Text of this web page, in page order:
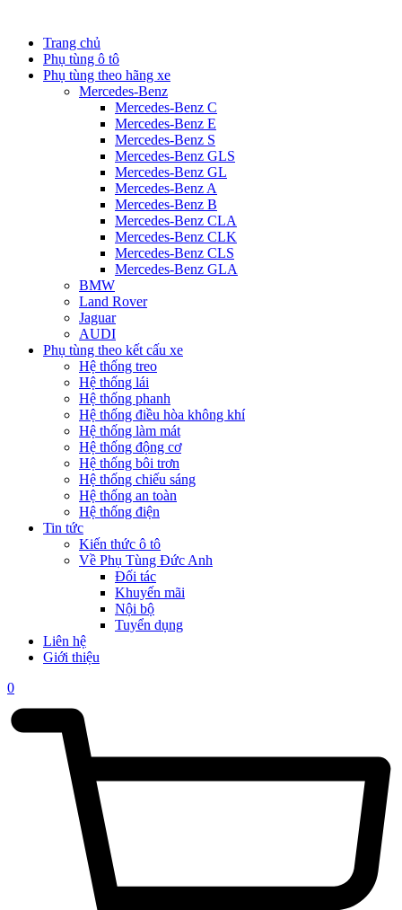
Trang chủ
Phụ tùng ô tô
Phụ tùng theo hãng xe
Mercedes-Benz
Mercedes-Benz C
Mercedes-Benz E
Mercedes-Benz S
Mercedes-Benz GLS
Mercedes-Benz GL
Mercedes-Benz A
Mercedes-Benz B
Mercedes-Benz CLA
Mercedes-Benz CLK
Mercedes-Benz CLS
Mercedes-Benz GLA
BMW
Land Rover
Jaguar
AUDI
Phụ tùng theo kết cấu xe
Hệ thống treo
Hệ thống lái
Hệ thống phanh
Hệ thống điều hòa không khí
Hệ thống làm mát
Hệ thống động cơ
Hệ thống bôi trơn
Hệ thống chiếu sáng
Hệ thống an toàn
Hệ thống điện
Tin tức
Kiến thức ô tô
Về Phụ Tùng Đức Anh
Đối tác
Khuyến mãi
Nội bộ
Tuyển dụng
Liên hệ
Giới thiệu
0